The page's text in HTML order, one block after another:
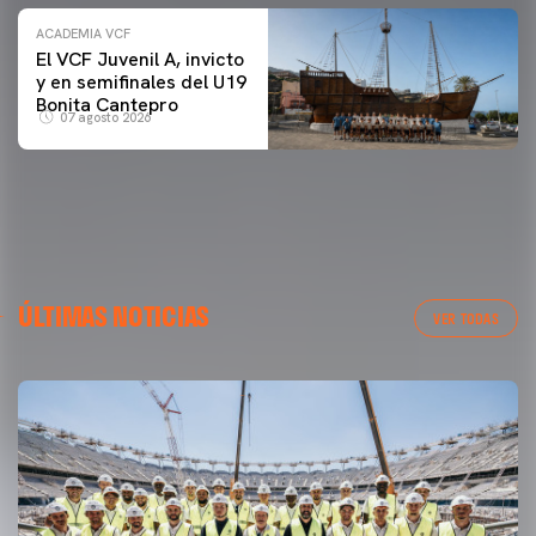
ACADEMIA VCF
El VCF Juvenil A, invicto
y en semifinales del U19
Bonita Cantepro
07 agosto 2026
ÚLTIMAS NOTICIAS VER TODAS